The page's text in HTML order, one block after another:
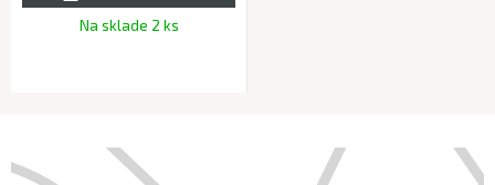
Na sklade 2 ks